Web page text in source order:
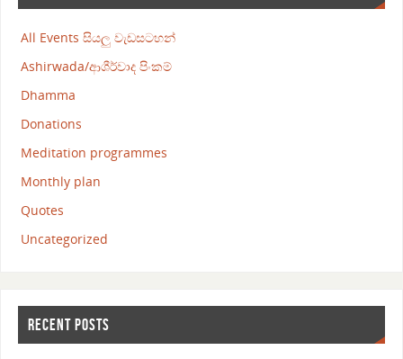
All Events සියලු වැඩසටහන්
Ashirwada/ආශීර්වාද පිංකම්
Dhamma
Donations
Meditation programmes
Monthly plan
Quotes
Uncategorized
RECENT POSTS